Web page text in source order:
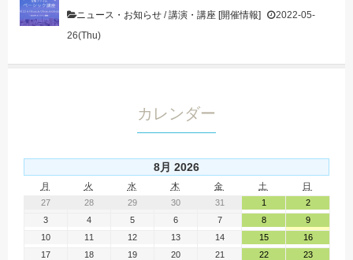
ニュース・お知らせ /講演・講座 [開催情報]
2022-05-
26(Thu)
カレンダー
8月 2026
月 火 水 木 金 土
日
27
28 29 30 31 1
2
3
4 5 6 7 8
9
10
11 12 13 14 15
16
17
18 19 20 21 22
23